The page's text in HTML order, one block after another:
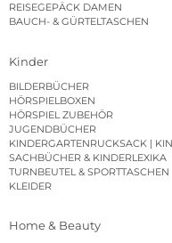
REISEGEPÄCK DAMEN
BAUCH- & GÜRTELTASCHEN
Kinder
BILDERBÜCHER
HÖRSPIELBOXEN
HÖRSPIEL ZUBEHÖR
JUGENDBÜCHER
SACHBÜCHER & KINDERLEXIKA
TURNBEUTEL & SPORTTASCHEN
KLEIDER
Home & Beauty